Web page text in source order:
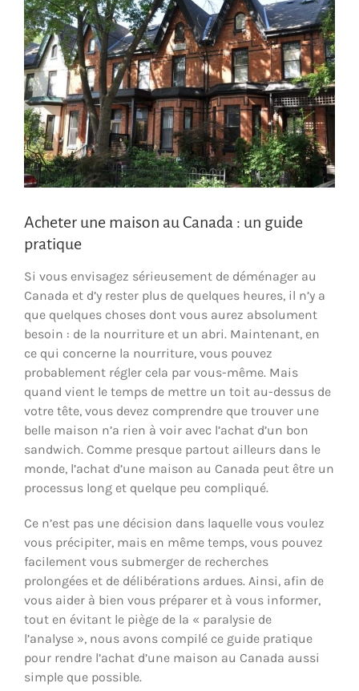
Larger
Image
Acheter une maison au Canada : un guide
pratique
Si vous envisagez sérieusement de déménager au
Canada et d’y rester plus de quelques heures, il n’y a
que quelques choses dont vous aurez absolument
besoin : de la nourriture et un abri. Maintenant, en
ce qui concerne la nourriture, vous pouvez
probablement régler cela par vous-même. Mais
quand vient le temps de mettre un toit au-dessus de
votre tête, vous devez comprendre que trouver une
belle maison n’a rien à voir avec l’achat d’un bon
sandwich. Comme presque partout ailleurs dans le
monde, l’achat d’une maison au Canada peut être un
processus long et quelque peu compliqué.
Ce n’est pas une décision dans laquelle vous voulez
vous précipiter, mais en même temps, vous pouvez
facilement vous submerger de recherches
prolongées et de délibérations ardues. Ainsi, afin de
vous aider à bien vous préparer et à vous informer,
tout en évitant le piège de la « paralysie de
l’analyse », nous avons compilé ce guide pratique
pour rendre l’achat d’une maison au Canada aussi
simple que possible.